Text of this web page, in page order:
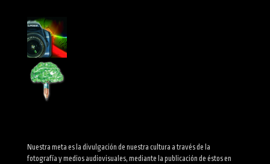
Nuestra meta es la divulgación de nuestra cultura a través de la
fotografía y medios audiovisuales, mediante la publicación de éstos en